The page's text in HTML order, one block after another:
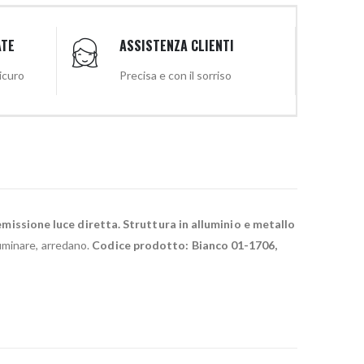
ASSISTENZA CLIENTI
Precisa e con il sorriso
luce diretta. Struttura in alluminio e metallo
arredano. Codice prodotto: Bianco 01-1706,